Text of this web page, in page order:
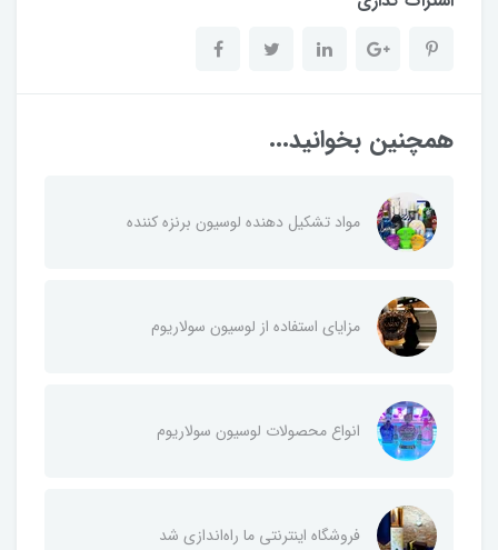
همچنین بخوانید...
مواد تشکیل دهنده لوسیون برنزه کننده
مزایای استفاده از لوسیون سولاریوم
انواع محصولات لوسیون سولاریوم
فروشگاه اینترنتی ما راه‌اندازی شد